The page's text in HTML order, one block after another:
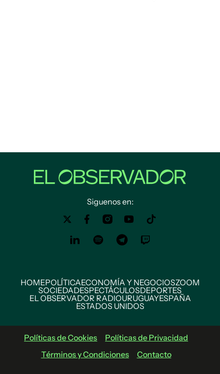
Siguenos en:
HOMEPOLÍTICAECONOMÍA Y NEGOCIOSZOOM
SOCIEDADESPECTÁCULOSDEPORTES
EL OBSERVADOR RADIOURUGUAYESPAÑA
ESTADOS UNIDOS
Políticas de Cookies
Políticas de Privacidad
Términos y Condiciones
Contacto